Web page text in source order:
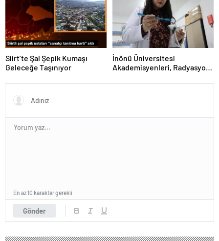
Siirt’te Şal Şepik Kumaşı
Geleceğe Taşınıyor
İnönü Üniversitesi
Akademisyenleri, Radyasyon
Gönder
En az 10 karakter gerekli